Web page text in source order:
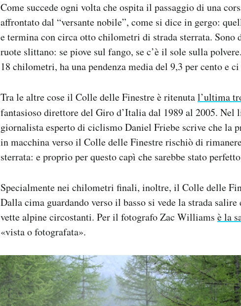
Come succede ogni volta che ospita il passaggio di una
affrontato dal “versante nobile”, come si dice in gergo:
e termina con circa otto chilometri di strada sterrata.
ruote slittano: se piove sul fango, se c’è il sole sulla
18 chilometri, ha una pendenza media del 9,3 per cento e
Tra le altre cose il Colle delle Finestre è ritenutal’ultima
fantasioso direttore del Giro d’Italia dal 1989 al 2005.
giornalista esperto di ciclismo Daniel Friebe scrive che la
in macchina verso il Colle delle Finestre rischiò di
sterrata: e proprio per questo capì che sarebbe stato
Specialmente nei chilometri finali, inoltre, il Colle delle
Dalla cima guardando verso il basso si vede la strada salire
vette alpine circostanti. Per il fotografo Zac Williams è la
«vista o fotografata».